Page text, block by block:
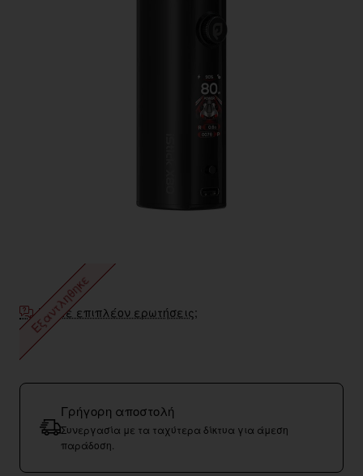
Εξαντληθηκε
Έχετε επιπλέον ερωτήσεις;
Γρήγορη αποστολή
Συνεργασία με τα ταχύτερα δίκτυα για άμεση
παράδοση.